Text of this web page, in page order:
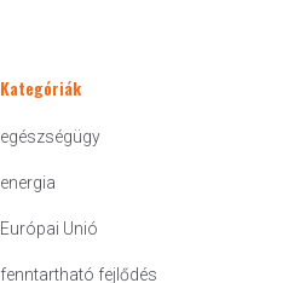
Kategóriák
egészségügy
energia
Európai Unió
fenntartható fejlődés